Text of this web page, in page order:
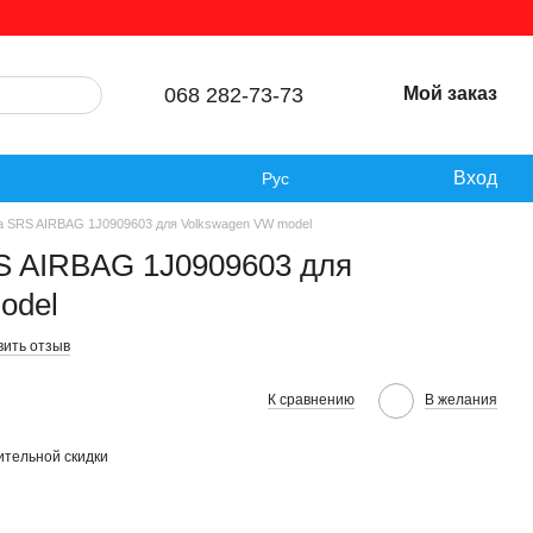
068 282-73-73 Мой заказ
Рус Вход
SRS AIRBAG 1J0909603 для Volkswagen VW model
AIRBAG 1J0909603 для
отзыв
К сравнению В желания
скидки